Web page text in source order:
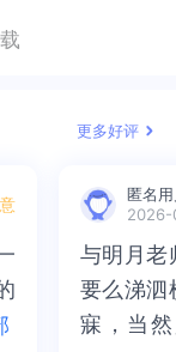
咨询师的帮助
症的一个激发
下，看看如何
因素。我是经
说，我个人是
解到抚养子女
儿嫂来帮忙带
以帮忙带，但
嫂下班之后，
孩子的爸爸和
婆呀，仅仅只
的状况是不一
这个孩子是公
且在生孩子之
个人是觉得没
养子女一定是
帮忙带孩子，
带，但是等到
之后，那么照
爸爸和妈妈而
仅仅只是搭把
是不一样的，
子是公婆逼着
子之前，他们
不想要接触的
独立的小屋，
姆专门带孩子
学习，保姆带
丈夫的为难，
深度沟通，比
的想法了。可
，公婆是不是
呢？而且你的
孩子的时间也
那么你觉得是
如说找一个合
女是有代际矛
代际矛盾的，
更多好评
匿名
2026-
与明月老
要么涕泗
寐，当
与明月老
要么涕泗
寐，当然